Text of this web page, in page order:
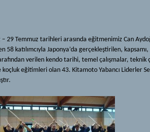
– 29 Temmuz tarihleri arasında eğitmenimiz Can
58 katılımcıyla Japonya’da gerçekleştirilen,
verilen kendo tarihi, temel çalışmalar, teknik
koçluk eğitimleri olan 43. Kitamoto Yabancı Liderler